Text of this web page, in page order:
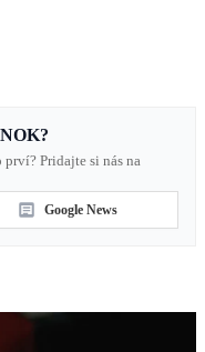
Pridajte si nás na
Google News